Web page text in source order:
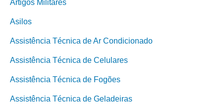
Artigos Militares
Asilos
Assistência Técnica de Ar Condicionado
Assistência Técnica de Celulares
Assistência Técnica de Fogões
Assistência Técnica de Geladeiras